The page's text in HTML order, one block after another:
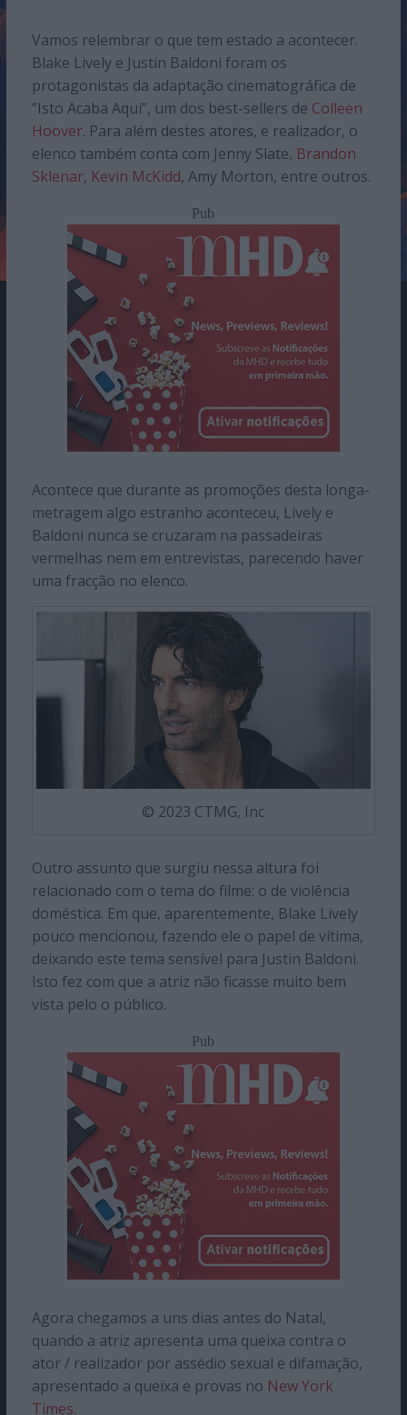
Vamos relembrar o que tem estado a acontecer.
Blake Lively e Justin Baldoni foram os
protagonistas da adaptação cinematográfica de
“Isto Acaba Aqui”, um dos best-sellers de Colleen
Hoover. Para além destes atores, e realizador, o
elenco também conta com Jenny Slate, Brandon
Sklenar, Kevin McKidd, Amy Morton, entre outros.
Pub
Acontece que durante as promoções desta longa-
metragem algo estranho aconteceu, Lively e
Baldoni nunca se cruzaram na passadeiras
vermelhas nem em entrevistas, parecendo haver
uma fracção no elenco.
© 2023 CTMG, Inc
Outro assunto que surgiu nessa altura foi
relacionado com o tema do filme: o de violência
doméstica. Em que, aparentemente, Blake Lively
pouco mencionou, fazendo ele o papel de vítima,
deixando este tema sensível para Justin Baldoni.
Isto fez com que a atriz não ficasse muito bem
vista pelo o público.
Pub
Agora chegamos a uns dias antes do Natal,
quando a atriz apresenta uma queixa contra o
ator / realizador por assédio sexual e difamação,
apresentado a queixa e provas no New York
Times.